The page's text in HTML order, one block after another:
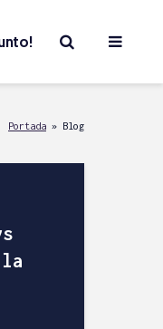
Portada » Blog
la